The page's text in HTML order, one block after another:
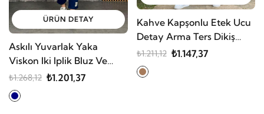
ÜRÜN DETAY
Askılı Yuvarlak Yaka
Viskon Iki Iplik Bluz Ve
Eşofman Altı Ikili Takım
₺1.268,12 ₺1.201,37
Kahve Kapşonlu Etek Ucu
Detay Arma Ters Dikiş
Gorunumlu Ikili Takım
₺1.211,12 ₺1.147,37